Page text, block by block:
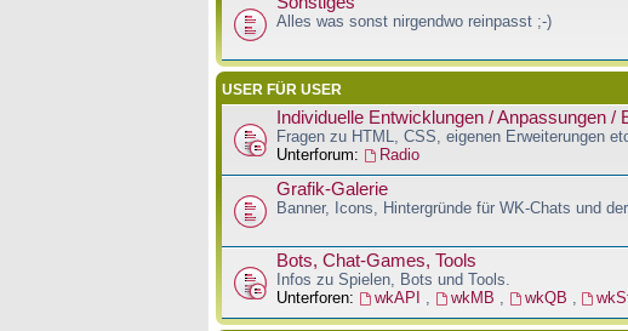
Alles was sonst nirgendwo reinpasst ;-)
USER FÜR USER
Individuelle Entwicklungen / Anpassungen /
Fragen zu HTML, CSS, eigenen Erweiterungen
Unterforum:
Radio
Grafik-Galerie
Banner, Icons, Hintergründe für WK-Chats und
Bots, Chat-Games, Tools
Infos zu Spielen, Bots und Tools.
Unterforen:
wkAPI wkMB wkQB